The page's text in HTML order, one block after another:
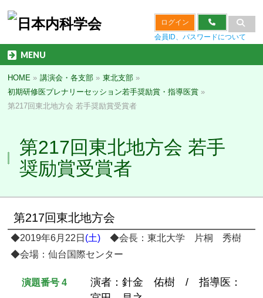
ログイン
会員ID、パスワードについて
MENU
HOME » 講演会・各支部 » 東北支部 »
初期研修医プレナリーセッション若手奨励賞・指導医賞 »
第217回東北地方会 若手奨励賞受賞者
第217回東北地方会 若手
奨励賞受賞者
第217回東北地方会
◆2019年6月22日 (土) ◆会長：東北大学 片桐 秀樹
◆会場：仙台国際センター
演題番号 4
演者：針金 佑樹 / 指導医：